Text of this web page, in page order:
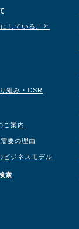
していること
組み・CSR
ご案内
要の理由
ビジネスモデル
索